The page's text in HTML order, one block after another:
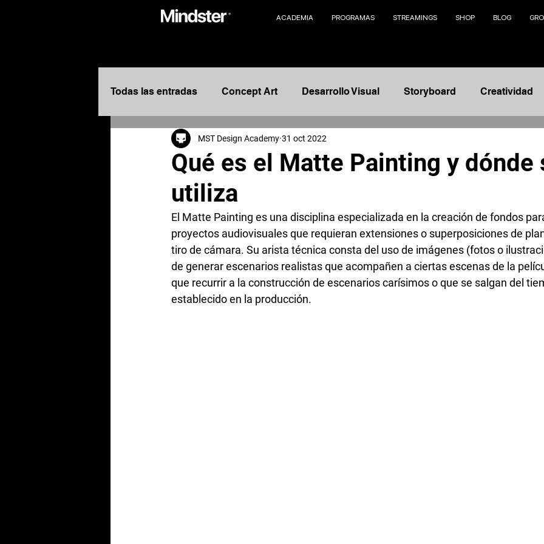
ACADEMIA PROGRAMAS STREAMINGS SHOP BLOG
Todas las entradas Concept Art Desarrollo Visual Storyboard Creatividad
Entretenimiento Design Animación
Diseñadores de Entretenimiento
Concept Designers Storytelling AI
Qué es el Matte Painting y dónde
utiliza
MST Design Academy 31 oct 2022
El Matte Painting es una disciplina especializada en la creación de fondos
proyectos audiovisuales que requieran extensiones o superposiciones de
tiro de cámara. Su arista técnica consta del uso de imágenes (fotos o
de generar escenarios realistas que acompañen a ciertas escenas de la
que recurrir a la construcción de escenarios carísimos o que se salgan del
establecido en la producción.